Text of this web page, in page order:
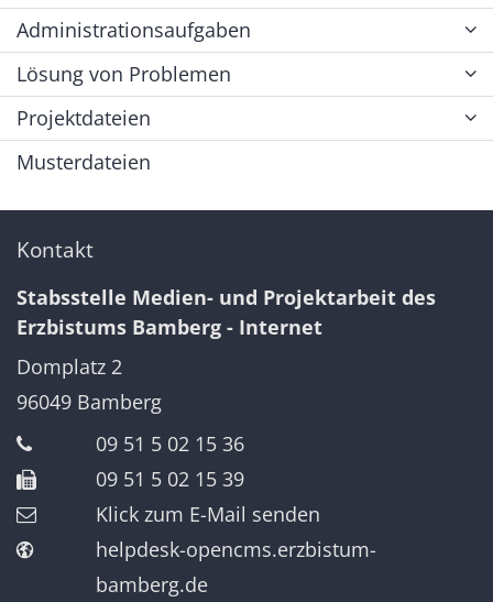
Administrationsaufgaben
Lösung von Problemen
Projektdateien
Musterdateien
Kontakt
Stabsstelle Medien- und Projektarbeit des
Erzbistums Bamberg - Internet
Domplatz 2
96049 Bamberg
09 51 5 02 15 36
09 51 5 02 15 39
Klick zum E-Mail senden
helpdesk-opencms.erzbistum-
bamberg.de